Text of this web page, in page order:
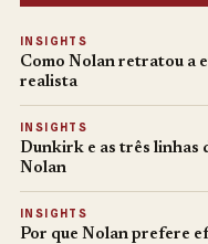
INSIGHTS
Como Nolan retratou a
realista
INSIGHTS
Dunkirk e as três linhas
Nolan
INSIGHTS
Por que Nolan prefere